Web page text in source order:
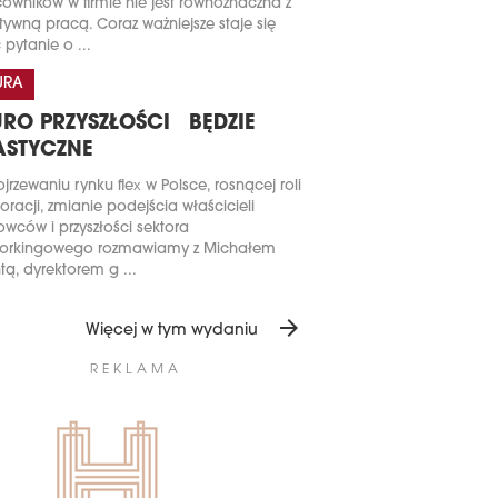
w firmie nie jest równoznaczna z
pracą. Coraz ważniejsze staje się
pytanie o ...
PRZYSZŁOŚCI BĘDZIE
rynku flex w Polsce, rosnącej roli
zmianie podejścia właścicieli
i przyszłości sektora
rozmawiamy z Michałem
dyrektorem g ...
Więcej w tym wydaniu arrow_forward
REKLAMA